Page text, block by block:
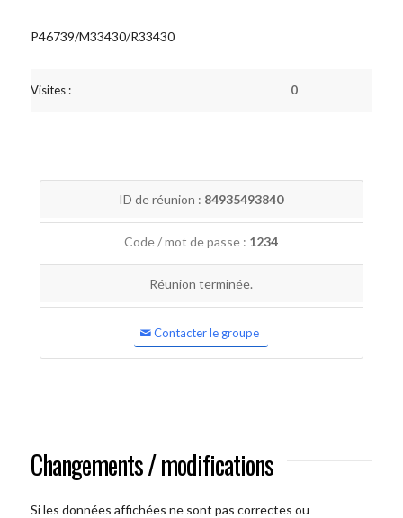
P46739/M33430/R33430
Visites : 0
ID de réunion : 84935493840
Code / mot de passe : 1234
Réunion terminée.
Contacter le groupe
Changements / modifications
Si les données affichées ne sont pas correctes ou